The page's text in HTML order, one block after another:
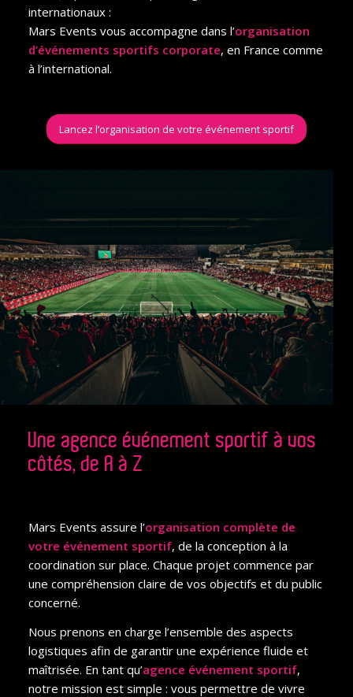
internationaux :
Mars Events vous accompagne dans l’organisation
d’événements sportifs corporate, en France comme
à l’international.
Lancez l’organisation de votre événement sportif
Une agence événement sportif à vos
côtés, de A à Z
Mars Events assure l’organisation complète de
votre événement sportif, de la conception à la
coordination sur place. Chaque projet commence par
une compréhension claire de vos objectifs et du public
concerné.
Nous prenons en charge l’ensemble des aspects
logistiques afin de garantir une expérience fluide et
maîtrisée. En tant qu’agence événement sportif,
notre mission est simple : vous permettre de vivre